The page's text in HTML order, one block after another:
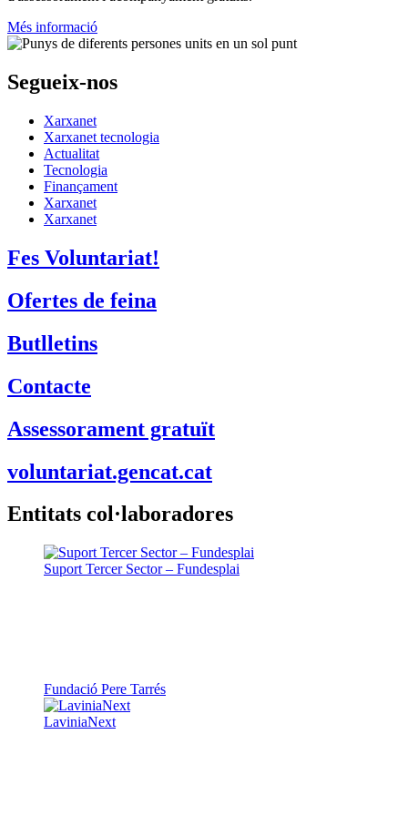
Més informació
Segueix-nos
Xarxanet
Xarxanet tecnologia
Actualitat
Tecnologia
Finançament
Xarxanet
Xarxanet
Fes Voluntariat!
Ofertes de feina
Butlletins
Contacte
Assessorament gratuït
voluntariat.gencat.cat
Entitats col·laboradores
Suport Tercer Sector – Fundesplai
Fundació Pere Tarrés
LaviniaNext